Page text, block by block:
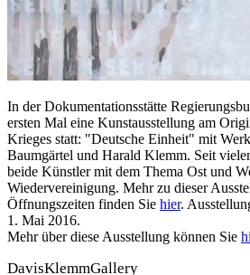
In der Dokumentationsstätte
ersten Mal eine Kunstausstellung am
Krieges statt: "Deutsche Einheit" mit
Baumgärtel und Harald Klemm. Seit
beide Künstler mit dem Thema Ost und
Wiedervereinigung. Mehr zu dieser
Öffnungszeiten finden Sie hier.
1. Mai 2016.
Mehr über diese Ausstellung können Sie
DavisKlemmGallery